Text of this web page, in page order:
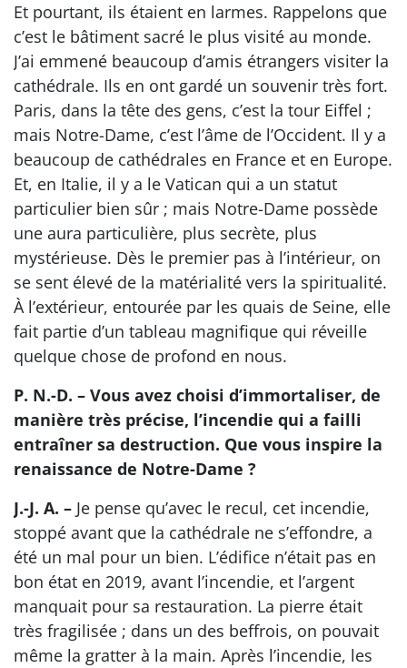
Et pourtant, ils étaient en larmes. Rappelons que
c’est le bâtiment sacré le plus visité au monde.
J’ai emmené beaucoup d’amis étrangers visiter la
cathédrale. Ils en ont gardé un souvenir très fort.
Paris, dans la tête des gens, c’est la tour Eiffel ;
mais Notre-Dame, c’est l’âme de l’Occident. Il y a
beaucoup de cathédrales en France et en Europe.
Et, en Italie, il y a le Vatican qui a un statut
particulier bien sûr ; mais Notre-Dame possède
une aura particulière, plus secrète, plus
mystérieuse. Dès le premier pas à l’intérieur, on
se sent élevé de la matérialité vers la spiritualité.
À l’extérieur, entourée par les quais de Seine, elle
fait partie d’un tableau magnifique qui réveille
quelque chose de profond en nous.
P. N.-D. – Vous avez choisi d’immortaliser, de
manière très précise, l’incendie qui a failli
entraîner sa destruction. Que vous inspire la
renaissance de Notre-Dame ?
J.-J. A. – Je pense qu’avec le recul, cet incendie,
stoppé avant que la cathédrale ne s’effondre, a
été un mal pour un bien. L’édifice n’était pas en
bon état en 2019, avant l’incendie, et l’argent
manquait pour sa restauration. La pierre était
très fragilisée ; dans un des beffrois, on pouvait
même la gratter à la main. Après l’incendie, les